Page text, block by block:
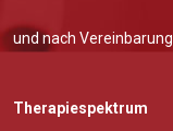
und nach Vereinbarung
Therapiespektrum